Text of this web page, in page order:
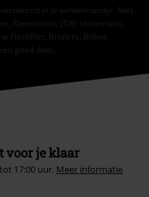
in je winkelmandje. Niet
Rammstein, (Till) Lindemann,
Fischfilet, Broilers, Böhse
goed doel.
voor je klaar
17:00 uur. Meer informatie